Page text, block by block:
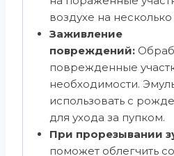
воздухе на несколько
Заживление
повреждений:
поврежденные
необходимости.
использовать с
для ухода за пупком.
При прорезывании
поможет облегчить